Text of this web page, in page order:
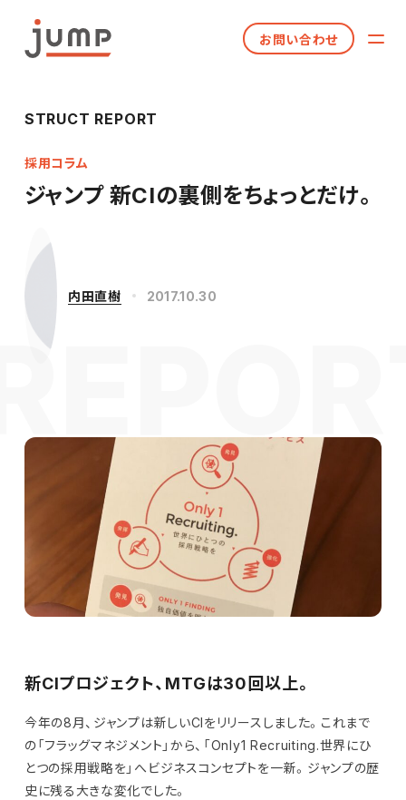
お問い合わせ
STRUCT REPORT
採用コラム
ジャンプ 新CIの裏側をちょっとだけ。
内田直樹 2017.10.30
新CIプロジェクト、MTGは30回以上。
今年の8月、ジャンプは新しいCIをリリースしました。これまで
の「フラッグマネジメント」から、「Only1 Recruiting.世界にひ
とつの採用戦略を」へビジネスコンセプトを一新。ジャンプの歴
史に残る大きな変化でした。